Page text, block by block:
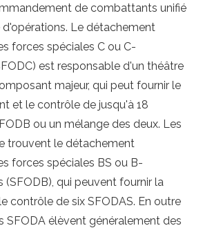
de combattants unifié
Le détachement
forces spéciales C ou C-
est responsable d'un théâtre
majeur, qui peut fournir le
et le contrôle de jusqu'à 18
ou un mélange des deux. Les
trouvent le détachement
forces spéciales BS ou B-
(SFODB), qui peuvent fournir la
contrôle de six SFODAS. En outre
SFODA élèvent généralement des